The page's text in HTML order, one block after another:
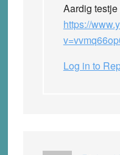
Aardig testje
https://
Log in to